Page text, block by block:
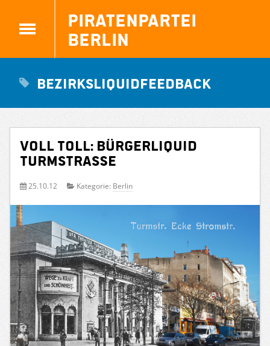
Piratenpartei
Berlin
BezirksliquidFeedback
Voll toll: Bürgerliquid
Turmstraße
25.10.12 Kategorie: Berlin